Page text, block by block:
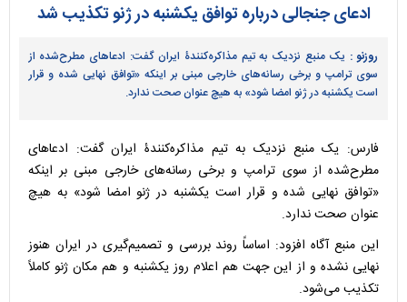
ادعای جنجالی درباره توافق یکشنبه در ژنو تکذیب شد
روزنو : یک منبع نزدیک به تیم مذاکره‌کنندۀ ایران گفت: ادعاهای مطرح‌شده از
سوی ترامپ و برخی رسانه‌های خارجی مبنی بر اینکه «توافق نهایی شده و قرار
است یکشنبه در ژنو امضا شود» به هیچ عنوان صحت ندارد.
فارس: یک منبع نزدیک به تیم مذاکره‌کنندۀ ایران گفت: ادعاهای
مطرح‌شده از سوی ترامپ و برخی رسانه‌های خارجی مبنی بر اینکه
«توافق نهایی شده و قرار است یکشنبه در ژنو امضا شود» به هیچ
عنوان صحت ندارد.
این منبع آگاه افزود: اساساً روند بررسی و تصمیم‌گیری در ایران هنوز
نهایی نشده و از این جهت هم اعلام روز یکشنبه و هم مکان ژنو کاملاً
تکذیب می‌شود.